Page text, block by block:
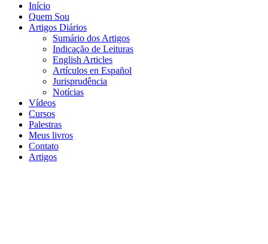
Início
Quem Sou
Artigos Diários
Sumário dos Artigos
Indicação de Leituras
English Articles
Artículos en Español
Jurisprudência
Notícias
Vídeos
Cursos
Palestras
Meus livros
Contato
Artigos